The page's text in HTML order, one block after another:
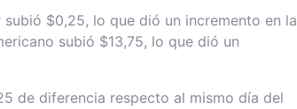
$0,25, lo que dió un incremento en la
subió $13,75, lo que dió un
de diferencia respecto al mismo día del